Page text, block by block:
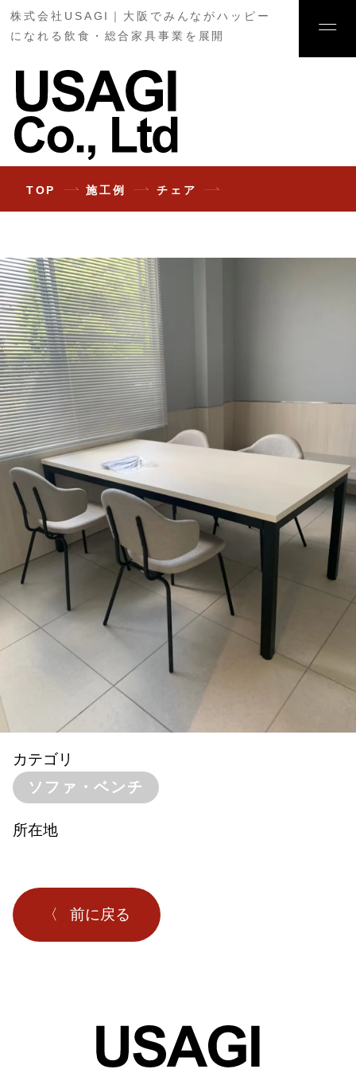
株式会社USAGI｜大阪でみんながハッピー
になれる飲食・総合家具事業を展開
TOP 施工例 チェア
カテゴリ
ソファ・ベンチ
所在地
前に戻る